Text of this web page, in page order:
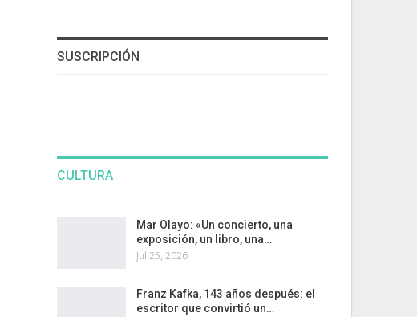
SUSCRIPCIÓN
CULTURA
Mar Olayo: «Un concierto, una
exposición, un libro, una…
Jul 25, 2026
Franz Kafka, 143 años después: el
escritor que convirtió un…